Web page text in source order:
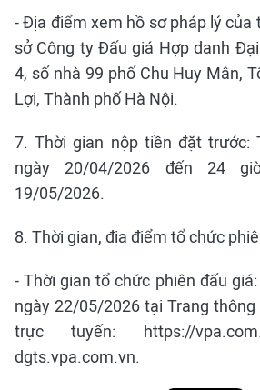
- Địa điểm xem hồ sơ pháp lý của
sở Công ty Đấu giá Hợp danh
4, số nhà 99 phố Chu Huy Mân,
Lợi, Thành phố Hà Nội.
7. Thời gian nộp tiền đặt trước:
ngày 20/04/2026 đến 24
19/05/2026.
8. Thời gian, địa điểm tổ chức
- Thời gian tổ chức phiên đấu giá:
ngày 22/05/2026 tại Trang
trực tuyến: https://
dgts.vpa.com.vn.